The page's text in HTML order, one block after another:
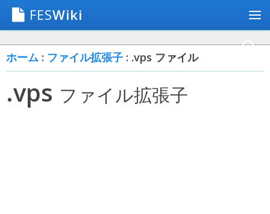
FESWiki
ホーム : ファイル拡張子 : .vps ファイル
.vps ファイル拡張子